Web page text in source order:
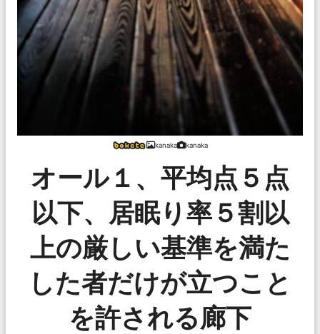
kanaka kanaka
オール１、平均点５点
以下、居眠り率５割以
上の厳しい基準を満た
した者だけが立つこと
を許される廊下